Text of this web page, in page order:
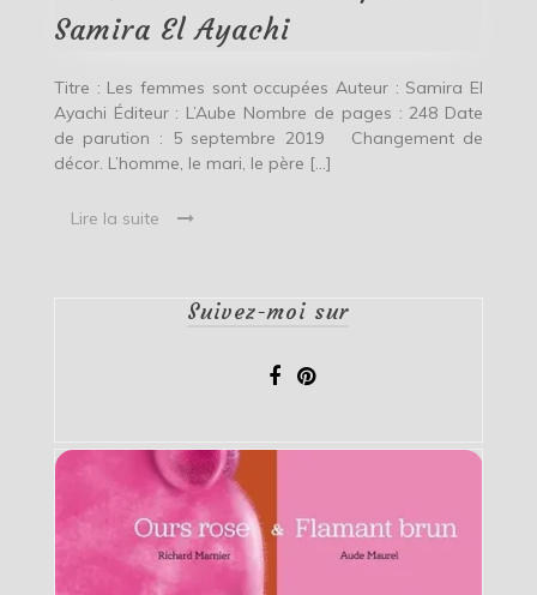
El
Ayachi
Samira El Ayachi
Titre : Les femmes sont occupées Auteur : Samira El
Ayachi Éditeur : L’Aube Nombre de pages : 248 Date
de parution : 5 septembre 2019 Changement de
décor. L’homme, le mari, le père […]
Lire la suite
Suivez-moi sur